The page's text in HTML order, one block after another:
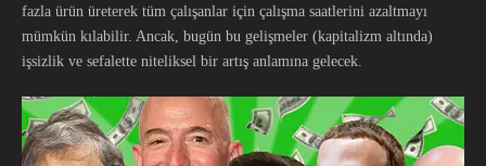
fazla ürün üreterek tüm çalışanlar için çalışma saatlerini azaltmayı
mümkün kılabilir. Ancak, bugün bu gelişmeler (kapitalizm altında)
işsizlik ve sefalette niteliksel bir artış anlamına gelecek.